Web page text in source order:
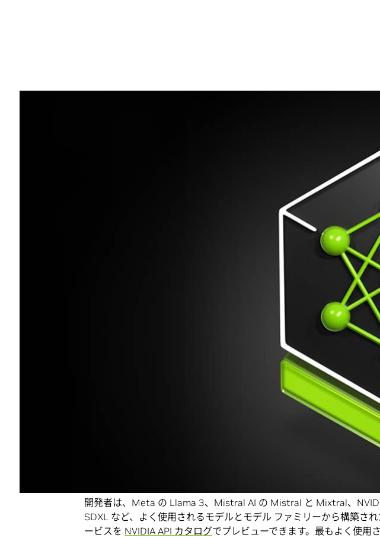
生成 AI は業界を急速に変革しており、ますます複雑化するモデルを
るための安全で高性能な推論ソリューションの需要が高まっています
Amazon Web Services (AWS) は、NVIDIA とのコラボレーションを
る AWS re:Invent で、主要な AWS AI サービス全体に
NVIDIA NIM マ
AI アプリケーションの AI 推論の高速化とレイテンシの低減をサポ
NVIDIA NIM マイクロサービスは現在 AWS Marketplace のみなら
や Amazon SageMaker JumpStart からも直接利用可能となり、開発
ル向けに NVIDIA が最適化した推論を大規模に展開することがさらに
NVIDIA AI Enterprise
ソフトウェア
NVIDIA NIM は、クラウド、データセンター、ワークステーション全
レードの AI モデル推論を安全かつ確実に展開できるように設計され
NVIDIA Triton Inference Server
、PyTorch などの堅牢な推論エンジン上に構築されて
モデルやカスタム モデルまで、
NIM マイクロサービスは、Amazon Elastic Compute Cloud (EC2)、
開発者は、Meta の Llama 3、Mistral AI の Mistral と Mixtral、
SDXL など、よく使用されるモデルとモデル ファミリーから構築さ
ービスを NVIDIA API カタログでプレビューできます。最もよく使用